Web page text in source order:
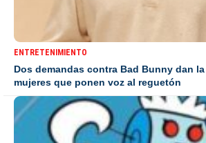
ENTRETENIMIENTO
Dos demandas contra Bad Bunny dan
mujeres que ponen voz al reguetón